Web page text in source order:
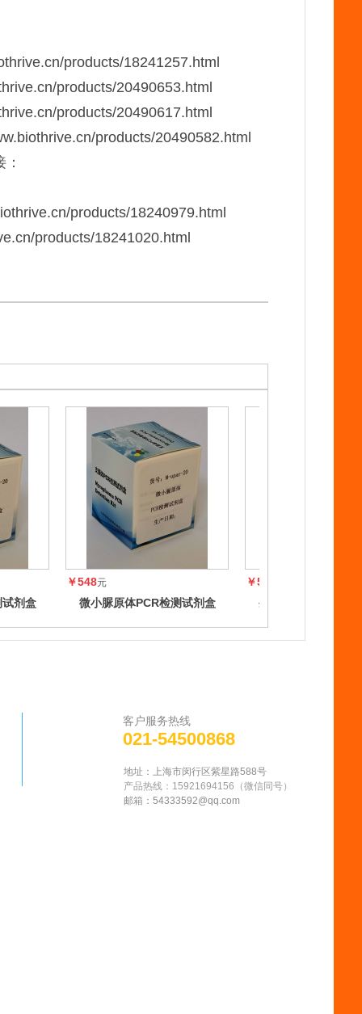
products/18241257.html
products/20490653.html
products/20490617.html
products/20490582.html
products/18240979.html
products/18241020.html
剂盒
￥548元
微小脲原体PCR检测试剂盒
￥548
生殖支原体PCR检
客户服务热线
地址：上海市闵行区紫星路588号
产品热线：15921694156 （微信同号）
邮箱： 54333592@qq.com
021-54500868